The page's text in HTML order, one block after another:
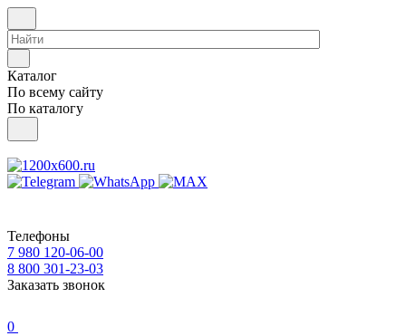
Каталог
По всему сайту
По каталогу
Телефоны
7 980 120-06-00
8 800 301-23-03
Заказать звонок
0